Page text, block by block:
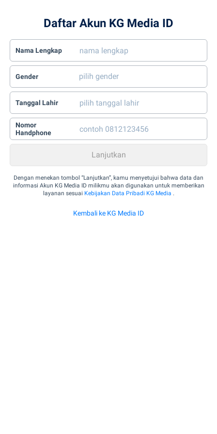
Daftar Akun KG Media ID
Nama Lengkap
Gender
Tanggal Lahir
Nomor
Handphone
Dengan menekan tombol “Lanjutkan”, kamu menyetujui bahwa data dan
informasi Akun KG Media ID milikmu akan digunakan untuk memberikan
layanan sesuai Kebijakan Data Pribadi KG Media .
Kembali ke KG Media ID